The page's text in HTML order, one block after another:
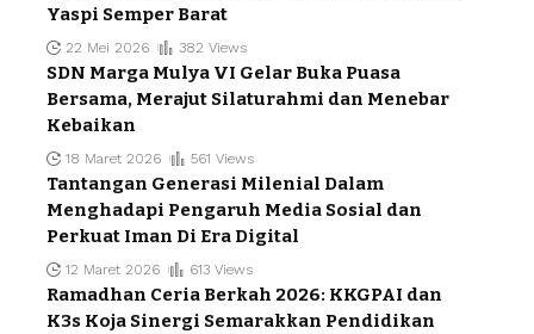
Yaspi Semper Barat
22 Mei 2026 382 Views
SDN Marga Mulya VI Gelar Buka Puasa
Bersama, Merajut Silaturahmi dan Menebar
Kebaikan
18 Maret 2026 561 Views
Tantangan Generasi Milenial Dalam
Menghadapi Pengaruh Media Sosial dan
Perkuat Iman Di Era Digital
12 Maret 2026 613 Views
Ramadhan Ceria Berkah 2026: KKGPAI dan
K3s Koja Sinergi Semarakkan Pendidikan